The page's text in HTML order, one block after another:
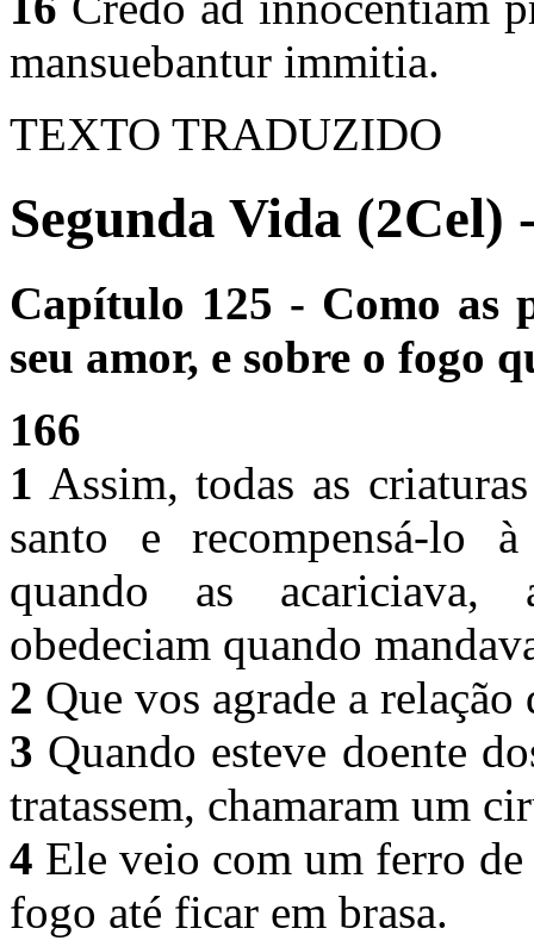
mansuebantur immitia.
TEXTO TRADUZIDO
Segunda Vida (2Cel)
Capítulo 125 - Como
seu amor, e sobre o fogo
166
1 Assim, todas as
santo e recompensá-lo
quando as acariciava,
obedeciam quando
2 Que vos agrade a
3 Quando esteve doente
tratassem, chamaram um
4 Ele veio com um ferro
fogo até ficar em brasa.